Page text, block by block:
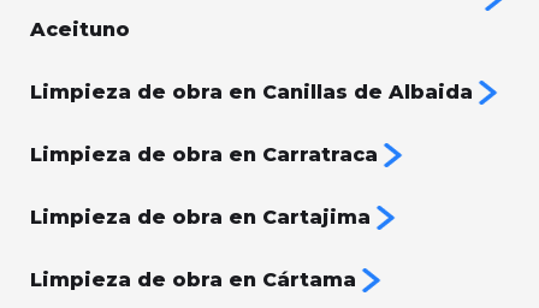
Aceituno
Limpieza de obra en Canillas de Albaida
Limpieza de obra en Carratraca
Limpieza de obra en Cartajima
Limpieza de obra en Cártama